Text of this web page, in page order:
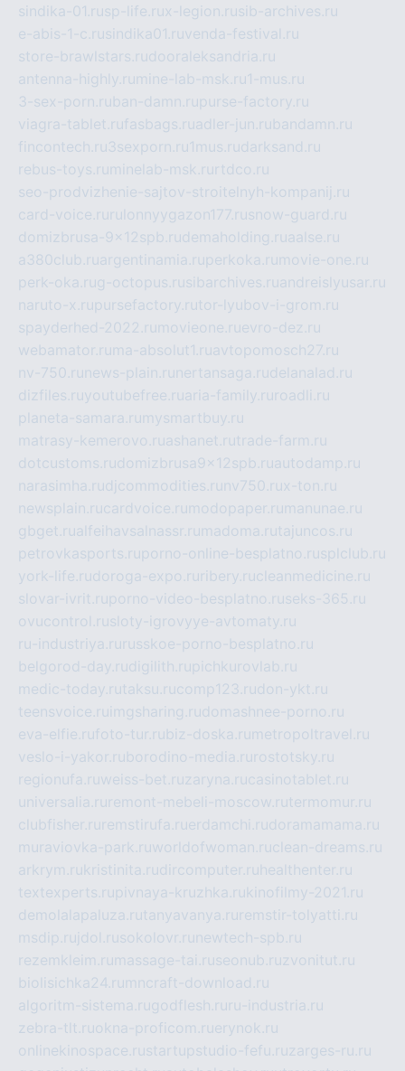
sindika-01.rusp-life.rux-legion.rusib-archives.ru
e-abis-1-c.rusindika01.ruvenda-festival.ru
store-brawlstars.rudooraleksandria.ru
antenna-highly.ru mine-lab-msk.ru1-mus.ru
3-sex-porn.ruban-damn.rupurse-factory.ru
viagra-tablet.rufasbags.ruadler-jun.rubandamn.ru
fincontech.ru3sexporn.ru1mus.rudarksand.ru
rebus-toys.ru minelab-msk.ru rtdco.ru
seo-prodvizhenie-sajtov-stroitelnyh-kompanij.ru
card-voice.ru rulonnyygazon177.rusnow-guard.ru
domizbrusa-9x12spb.rudemaholding.ruaalse.ru
a380club.ruargentinamia.ruperkoka.ru movie-one.ru
perk-oka.rug-octopus.rusibarchives.ruandreislyusar.ru
naruto-x.rupursefactory.rutor-lyubov-i-grom.ru
spayderhed-2022.ru movieone.ruevro-dez.ru
webamator.ru ma-absolut1.ruavtopomosch27.ru
nv-750.ru news-plain.ru nertansaga.rudelanalad.ru
dizfiles.ruyoutubefree.ruaria-family.ru roadli.ru
planeta-samara.ru mysmartbuy.ru
matrasy-kemerovo.ruashanet.rutrade-farm.ru
dotcustoms.rudomizbrusa9x12spb.ruautodamp.ru
narasimha.rudjcommodities.ru nv750.rux-ton.ru
newsplain.rucardvoice.ru modopaper.ru manunae.ru
gbget.rualfeihavsalnassr.ru madoma.rutajuncos.ru
petrovkasports.ruporno-online-besplatno.rusplclub.ru
york-life.rudoroga-expo.ru ribery.rucleanmedicine.ru
slovar-ivrit.ruporno-video-besplatno.ruseks-365.ru
ovucontrol.rusloty-igrovyye-avtomaty.ru
ru-industriya.ru russkoe-porno-besplatno.ru
belgorod-day.rudigilith.rupichkurovlab.ru
medic-today.rutaksu.rucomp123.rudon-ykt.ru
teensvoice.ru imgsharing.rudomashnee-porno.ru
eva-elfie.rufoto-tur.rubiz-doska.ru metropoltravel.ru
veslo-i-yakor.ruborodino-media.ru rostotsky.ru
regionufa.ruweiss-bet.ruzaryna.rucasinotablet.ru
universalia.ru remont-mebeli-moscow.rutermomur.ru
clubfisher.ru remstirufa.ruerdamchi.rudoramamama.ru
muraviovka-park.ruworldofwoman.ruclean-dreams.ru
arkrym.rukristinita.rudircomputer.ru healthenter.ru
textexperts.rupivnaya-kruzhka.rukinofilmy-2021.ru
demolalapaluza.rutanyavanya.ru remstir-tolyatti.ru
msdip.ru jdol.rusokolovr.ru newtech-spb.ru
rezemkleim.ru massage-tai.ruseonub.ruzvonitut.ru
biolisichka24.ru mncraft-download.ru
algoritm-sistema.rugodflesh.ru ru-industria.ru
zebra-tlt.ruokna-proficom.ruerynok.ru
onlinekinospace.rustartupstudio-fefu.ruzarges-ru.ru